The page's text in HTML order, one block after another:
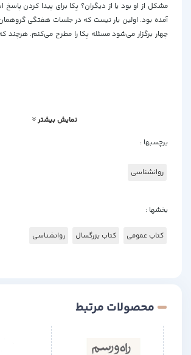
مشکل از او بود یا از دیگران؟ بِکا برای پیدا کردن
آمده بود. اولین بار نیست که در جلسات هفتگی
چهار برگزار می‌شود مسئله بِکا را مطرح می‌کنم. هرچند
نمایش بیشتر
برچسبها :
روانشناسی
بخشها :
کتاب عمومی کتاب بزرگسال روانشناسی
محصولات مرتبط